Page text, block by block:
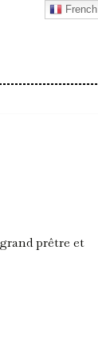
prêtre et
French